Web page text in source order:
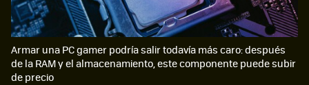
Armar una PC gamer podría salir todavía más caro: después
de la RAM y el almacenamiento, este componente puede subir
de precio